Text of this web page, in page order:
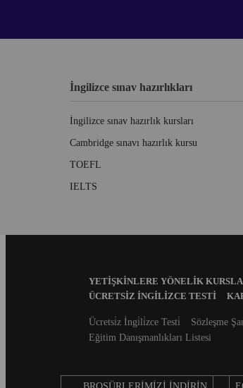
İngilizce sınav hazırlıkları
İngilizce sınav hazırlık kursları
Cambridge sınavı hazırlık kursu
TOEFL
IELTS
FooterYETIŞKINLERE YÖNELIK
ÜCRETSIZ İNGILIZCE TESTI
SecondaryÜcretsi̇z İngi̇li̇zce Testi̇ Sözleşme
Eğitim Danışmanlıkları Listesi